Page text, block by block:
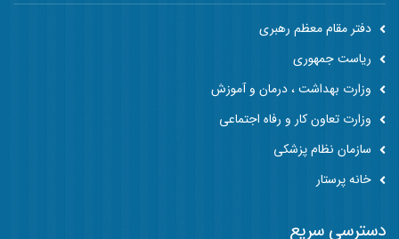
دفتر مقام معظم رهبری
ریاست جمهوری
وزارت بهداشت ، درمان و آموزش
وزارت تعاون کار و رفاه اجتماعی
سازمان نظام پزشکی
خانه پرستار
دسترسی سریع